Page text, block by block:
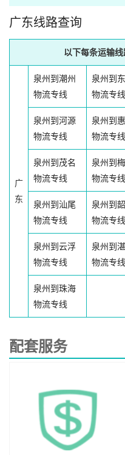
广东线路查询
以下每条运输
广
东
泉州到潮州
物流专线
泉州到
物流专线
泉州到河源
物流专线
泉州到
物流专线
泉州到茂名
物流专线
泉州到
物流专线
泉州到汕尾
物流专线
泉州到
物流专线
泉州到云浮
物流专线
泉州到
物流专线
泉州到珠海
物流专线
配套服务